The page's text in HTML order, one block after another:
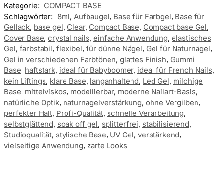
Kategorie: COMPACT BASE
Schlagwörter: 8ml, Aufbaugel, Base für Farbgel, Base für
Gellack, base gel, Clear, Compact Base, Compact base Gel,
Cover Base, crystal nails, einfache Anwendung, elastisches
Gel, farbstabil, flexibel, für dünne Nägel, Gel für Naturnägel,
Gel in verschiedenen Farbtönen, glattes Finish, Gummi
Base, haftstark, ideal für Babyboomer, ideal für French Nails,
kein Liftings, klare Base, langanhaltend, Led Gel, milchige
Base, mittelviskos, modellierbar, moderne Nailart-Basis,
natürliche Optik, naturnagelverstärkung, ohne Vergilben,
perfekter Halt, Profi-Qualität, schnelle Verarbeitung,
selbstglättend, soak off gel, splitterfrei, stabilisierend,
Studioqualität, stylische Base, UV Gel, verstärkend,
vielseitige Anwendung, zarte Looks